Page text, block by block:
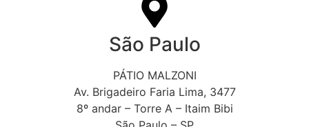
São Paulo
PÁTIO MALZONI
Av. Brigadeiro Faria Lima, 3477
8º andar – Torre A – Itaim Bibi